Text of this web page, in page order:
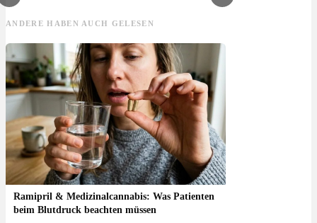
ANDERE HABEN AUCH GELESEN
Ramipril & Medizinalcannabis: Was Patienten
beim Blutdruck beachten müssen